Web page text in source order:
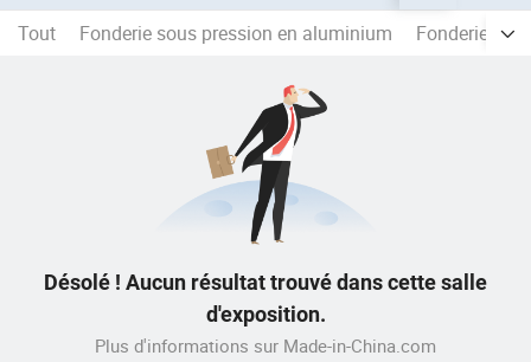
Tout Fonderie sous pression en aluminium Fonderie
Désolé ! Aucun résultat trouvé dans cette salle
d'exposition.
Plus d'informations sur Made-in-China.com